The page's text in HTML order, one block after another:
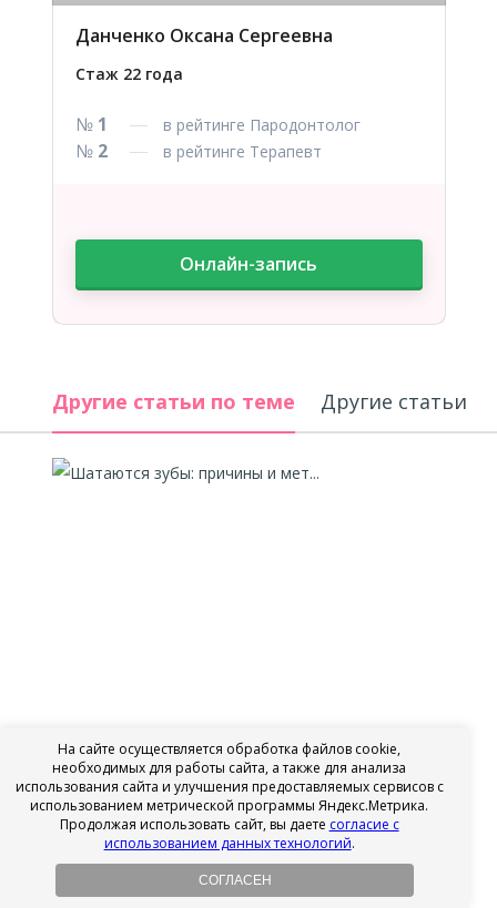
Данченко Оксана Сергеевна
Стаж 22 года
№ 1 в рейтинге Пародонтолог
№ 2 в рейтинге Терапевт
Онлайн-запись
Другие статьи по теме
Шатаются зубы: причины и мет...
04.04.2026
Автор:Потапкин Иван Алексеевич
Из этой статьи вы узнаете:
Шатаются зубы... Для многих пациентов эта фраза
На сайте осуществляется обработка файлов cookie,
необходимых для работы сайта, а также для анализа
использования сайта и улучшения предоставляемых сервисов с
использованием метрической программы Яндекс.Метрика.
Продолжая использовать сайт, вы даете согласие с
использованием данных технологий.
СОГЛАСЕН